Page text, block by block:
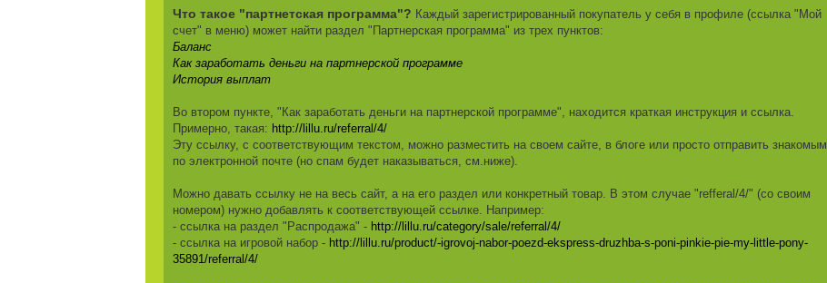
Что такое "партнетская программа"? Каждый зарегистрированный покупатель у себя в профиле (ссылка "Мой
счет" в меню) может найти раздел "Партнерская программа" из трех пунктов:
Баланс
Как заработать деньги на партнерской программе
История выплат
Во втором пункте, "Как заработать деньги на партнерской программе", находится краткая инструкция и ссылка.
Примерно, такая: http://lillu.ru/referral/4/
Эту ссылку, с соответствующим текстом, можно разместить на своем сайте, в блоге или просто отправить знакомым
по электронной почте (но спам будет наказываться, см.ниже).
Можно давать ссылку не на весь сайт, а на его раздел или конкретный товар. В этом случае "refferal/4/" (со своим
номером) нужно добавлять к соответствующей ссылке. Например:
- ссылка на раздел "Распродажа" - http://lillu.ru/category/sale/referral/4/
- ссылка на игровой набор - http://lillu.ru/product/-igrovoj-nabor-poezd-ekspress-druzhba-s-poni-pinkie-pie-my-little-pony-
35891/referral/4/